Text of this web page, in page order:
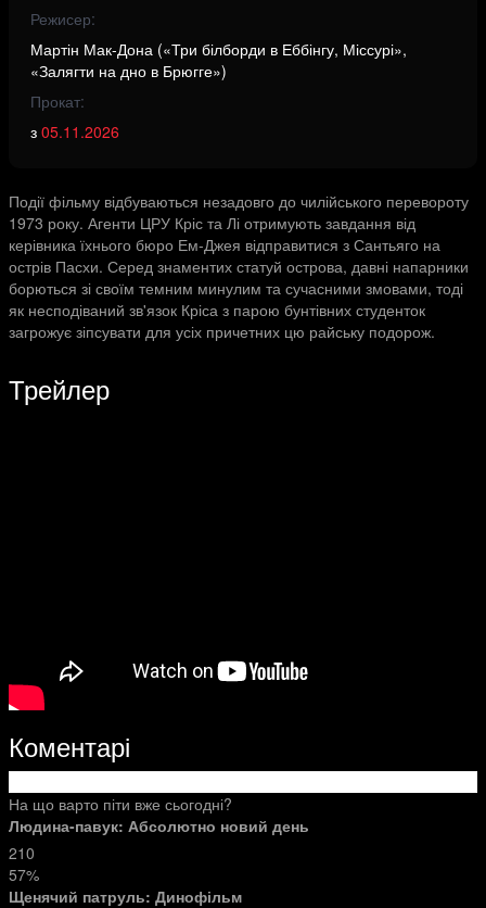
Режисер:
Мартін Мак-Дона («Три білборди в Еббінгу, Міссурі»,
«Залягти на дно в Брюгге»)
Прокат:
з 05.11.2026
Події фільму відбуваються незадовго до чилійського перевороту
1973 року. Агенти ЦРУ Кріс та Лі отримують завдання від
керівника їхнього бюро Ем-Джея відправитися з Сантьяго на
острів Пасхи. Серед знаментих статуй острова, давні напарники
борються зі своїм темним минулим та сучасними змовами, тоді
як несподіваний зв'язок Кріса з парою бунтівних студенток
загрожує зіпсувати для усіх причетних цю райську подорож.
Трейлер
Коментарі
На що варто піти вже сьогодні?
Людина-павук: Абсолютно новий день
210
57%
Щенячий патруль: Динофільм